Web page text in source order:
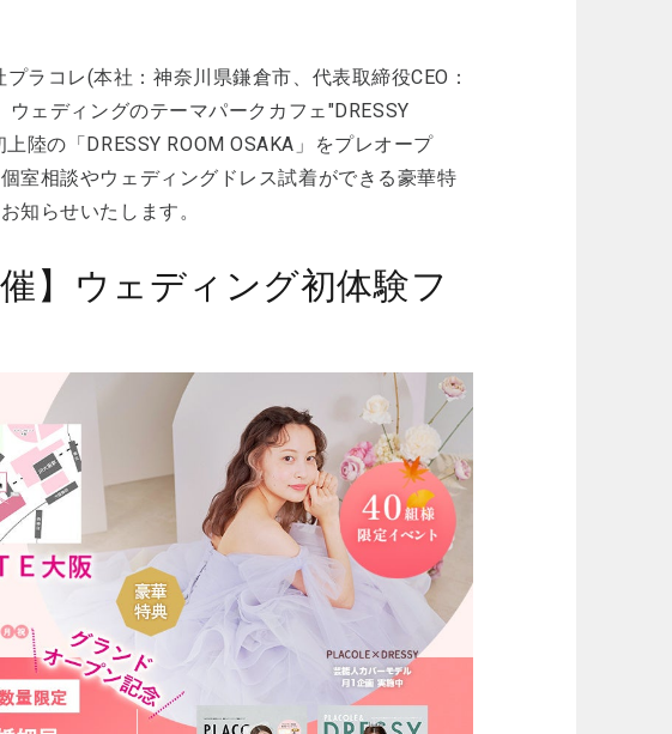
ラコレ(本社：神奈川県鎌倉市、代表取締役CEO：
ェディングのテーマパークカフェ"DRESSY
陸の「DRESSY ROOM OSAKA」をプレオープ
室相談やウェディングドレス試着ができる豪華特
知らせいたします。
】ウェディング初体験フ